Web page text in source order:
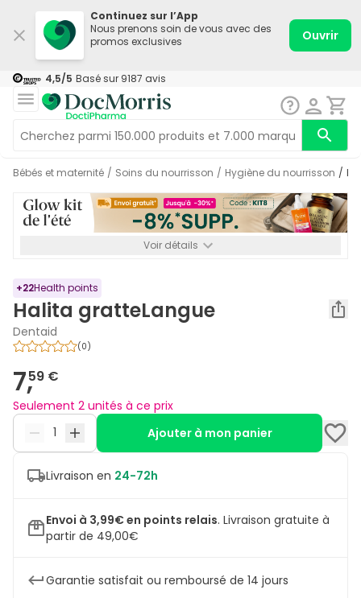
Continuez sur l’App
Nous prenons soin de vous avec des
promos exclusives
Ouvrir
4,5/5 Basé sur 9187 avis
Bébés et maternité / Soins du nourrisson / Hygiène du nourrisson /
Voir détails
+22Health points
Halita gratteLangue
Dentaid
(0)
7,59 €
Seulement 2 unités à ce prix
Ajouter à mon panier
Livraison en 24-72h
Envoi à 3,99€ en points relais. Livraison gratuite à
partir de 49,00€
Garantie satisfait ou remboursé de 14 jours